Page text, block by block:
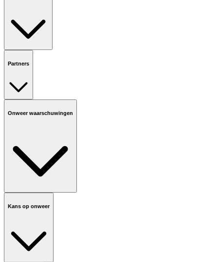
Partners
Onweer waarschuwingen
Kans op onweer